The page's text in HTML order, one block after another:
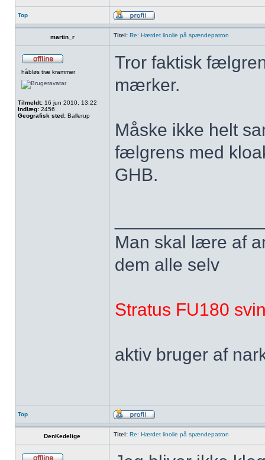
Top
martin_r Titel: Re: Hærdet linolie på spændepatron
håbløs træ krammer
Tilmeldt: 16 jun 2010, 13:22
Indlæg: 2456
Geografisk sted: Ballerup
Tror faktisk
mærker.
Måske ikke helt
fælgrens med
GHB.
Man skal lære af
dem alle selv
Stratus FU180
aktiv bruger af
Top
DenKedelige Titel: Re: Hærdet linolie på spændepatron